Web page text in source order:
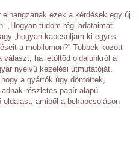
elhangzanak ezek a kérdések egy új
„Hogyan tudom régi adataimat
„hogyan kapcsoljam ki egyes
a mobilomon?” Többek között
választ, ha letöltöd oldalunkról a
nyelvű kezelési útmutatóját.
a gyártók úgy döntöttek,
részletes papír alapú
amiből a bekapcsoláson